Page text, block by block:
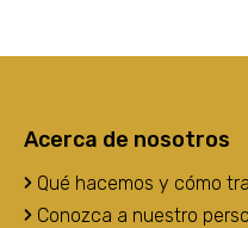
Acerca de nosotros
Qué hacemos y cómo
Conozca a nuestro